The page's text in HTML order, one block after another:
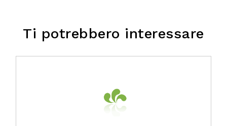
Ti potrebbero interessare